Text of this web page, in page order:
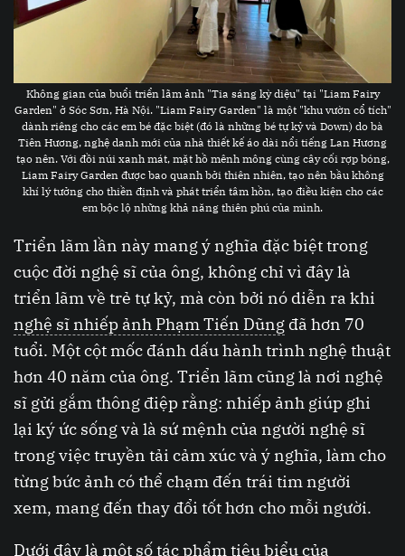
Không gian của buổi triển lãm ảnh "Tia sáng kỳ diệu" tại "Liam Fairy
Garden" ở Sóc Sơn, Hà Nội. "Liam Fairy Garden" là một "khu vườn cổ tích"
dành riêng cho các em bé đặc biệt (đó là những bé tự kỷ và Down) do bà
Tiên Hương, nghệ danh mới của nhà thiết kế áo dài nổi tiếng Lan Hương
tạo nên. Với đồi núi xanh mát, mặt hồ mênh mông cùng cây cối rợp bóng,
Liam Fairy Garden được bao quanh bởi thiên nhiên, tạo nên bầu không
khí lý tưởng cho thiền định và phát triển tâm hồn, tạo điều kiện cho các
em bộc lộ những khả năng thiên phú của mình.
Triển lãm lần này mang ý nghĩa đặc biệt trong
cuộc đời nghệ sĩ của ông, không chỉ vì đây là
triển lãm về trẻ tự kỷ, mà còn bởi nó diễn ra khi
nghệ sĩ nhiếp ảnh Phạm Tiến Dũng đã hơn 70
tuổi. Một cột mốc đánh dấu hành trình nghệ thuật
hơn 40 năm của ông. Triển lãm cũng là nơi nghệ
sĩ gửi gắm thông điệp rằng: nhiếp ảnh giúp ghi
lại ký ức sống và là sứ mệnh của người nghệ sĩ
trong việc truyền tải cảm xúc và ý nghĩa, làm cho
từng bức ảnh có thể chạm đến trái tim người
xem, mang đến thay đổi tốt hơn cho mỗi người.
Dưới đây là một số tác phẩm tiêu biểu của